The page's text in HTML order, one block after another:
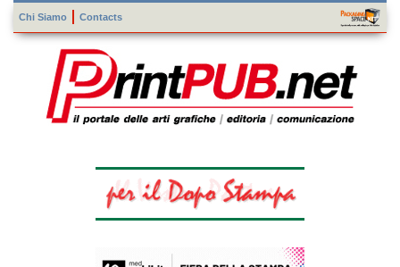
Chi Siamo Contacts